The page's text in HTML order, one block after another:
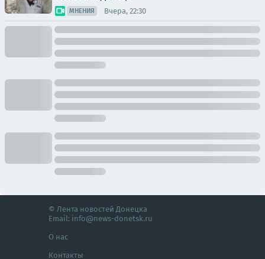
МНЕНИЯ Вчера, 22:30
© Лента новостей Донецка
Email: info@news-donetsk.ru
О нас
Контакты